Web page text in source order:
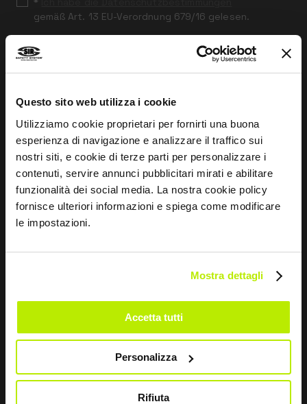
Questo sito web utilizza i cookie
Utilizziamo cookie proprietari per fornirti una buona
esperienza di navigazione e analizzare il traffico sui
nostri siti, e cookie di terze parti per personalizzare i
contenuti, servire annunci pubblicitari mirati e abilitare
funzionalità dei social media. La nostra cookie policy
fornisce ulteriori informazioni e spiega come modificare
le impostazioni.
Mostra dettagli
Accetta tutti
Personalizza
Rifiuta
gemäß Art. 13 EU-Verordnung 679/16 gelesen.
Zustimmen
Ich gebe mein Einverständnis zur Verarbeitung der
kommerziellen und werblichen Mitteilungen per E-Mail,
sozialen Netzwerken.
SENDEN
Über uns
Vertriebsnetz
Forschung und entwicklung
Sportgeist